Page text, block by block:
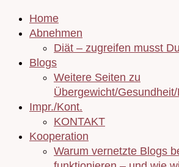
Home
Abnehmen
Diät – zugreifen musst
Blogs
Weitere Seiten zu
Übergewicht/
Impr./Kont.
KONTAKT
Kooperation
Warum vernetzte Blogs